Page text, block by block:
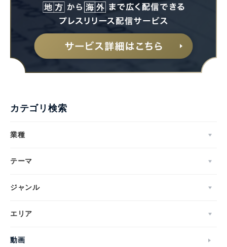
カテゴリ検索
業種
テーマ
ジャンル
エリア
動画